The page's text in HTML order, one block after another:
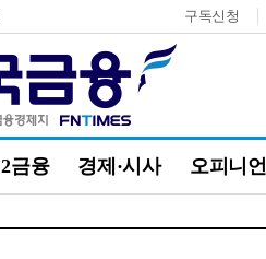
구독신청
2금융 경제·시사 오피니언